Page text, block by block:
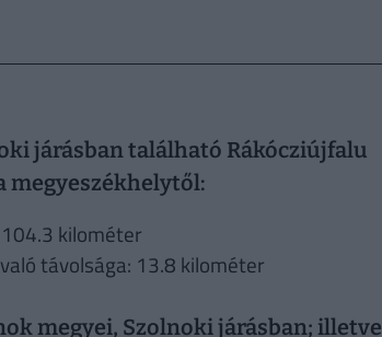
járásban található Rákócziújfalu
megyeszékhelytől:
kilométer
távolsága: 13.8 kilométer
megyei, Szolnoki járásban; illetve